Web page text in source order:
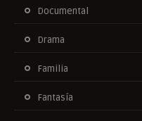
Documental
Drama
Familia
Fantasía